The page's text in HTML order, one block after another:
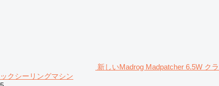
新しいMadrog Madpatcher 6.5W クラ
ックシーリングマシン